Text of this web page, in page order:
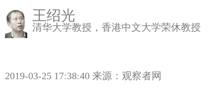
王绍光
清华大学教授，香港中文大学荣休教授
2019-03-25 17:38:40 来源：观察者网